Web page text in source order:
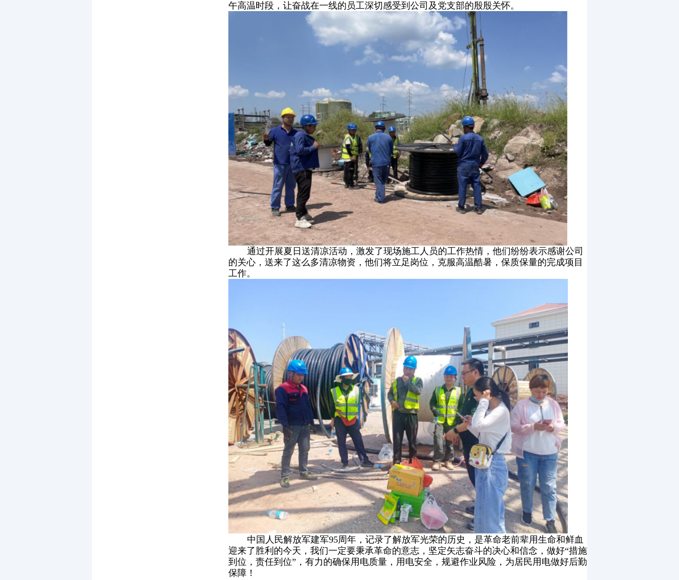
午高温时段，让奋战在一线的员工深切感受到公司及党支部的殷殷关怀。
通过开展夏日送清凉活动，激发了现场施工人员的工作热情，他们纷纷表示感谢公司
的关心，送来了这么多清凉物资，他们将立足岗位，克服高温酷暑，保质保量的完成项目
工作。
中国人民解放军建军95周年，记录了解放军光荣的历史，是革命老前辈用生命和鲜血
迎来了胜利的今天，我们一定要秉承革命的意志，坚定矢志奋斗的决心和信念，做好“措施
到位，责任到位”，有力的确保用电质量，用电安全，规避作业风险，为居民用电做好后勤
保障！